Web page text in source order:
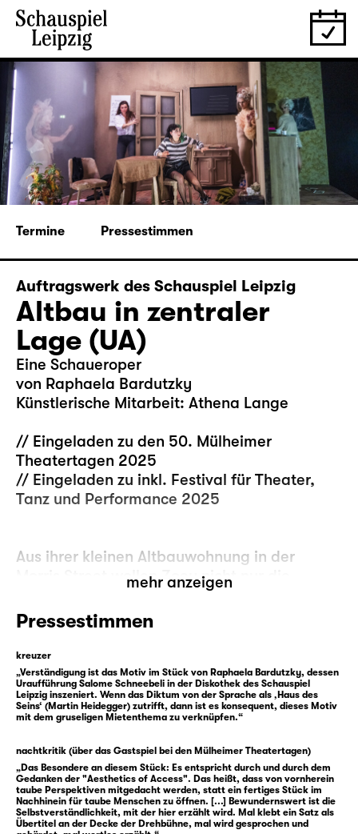
Termine Pressestimmen
Auftragswerk des Schauspiel Leipzig
Altbau in zentraler
Lage (UA)
Eine Schaueroper
von Raphaela Bardutzky
Künstlerische Mitarbeit: Athena Lange
// Eingeladen zu den 50. Mülheimer
Theatertagen 2025
// Eingeladen zu inkl. Festival für Theater,
Tanz und Performance 2025
Aus ihrer kleinen Altbauwohnung in der
Morris Street wollen Zoey nicht nur die
Eigentümer vertreiben, sondern neuerdings
auch noch musizierende Gespenster aus dem
19. Jahrhundert.
Da sie nachts arbeitet, bekommt Zoey nur
am Rande mit, dass sich in ihrem Zuhause
gravierende Veränderungen abspielen. Die
Abfindung zu zahlen, hat sie jedes Mal
ignoriert — wohl wissend, dass es nahezu
unmöglich sein wird, eine neue Wohnung in
ihrer Gegend zu finden. Doch um sie herum
ziehen immer mehr Menschen aus dem Haus
mehr anzeigen
Pressestimmen
kreuzer
„Verständigung ist das Motiv im Stück von Raphaela Bardutzky, dessen
Uraufführung Salome Schneebeli in der Diskothek des Schauspiel
Leipzig inszeniert. Wenn das Diktum von der Sprache als ‚Haus des
Seins‘ (Martin Heidegger) zutrifft, dann ist es konsequent, dieses Motiv
mit dem gruseligen Mietenthema zu verknüpfen.“
nachtkritik (über das Gastspiel bei den Mülheimer Theatertagen)
„Das Besondere an diesem Stück: Es entspricht durch und durch dem
Gedanken der "Aesthetics of Access". Das heißt, dass von vornherein
taube Perspektiven mitgedacht werden, statt ein fertiges Stück im
Nachhinein für taube Menschen zu öffnen. [...] Bewundernswert ist die
Selbstverständlichkeit, mit der hier erzählt wird. Mal klebt ein Satz als
Übertitel an der Decke der Drehbühne, mal wird gesprochen und